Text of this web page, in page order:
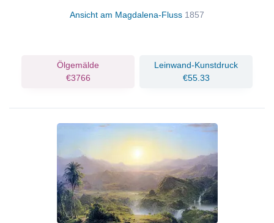
Ansicht am Magdalena-Fluss 1857
Ölgemälde
€3766
Leinwand-Kunstdruck
€55.33